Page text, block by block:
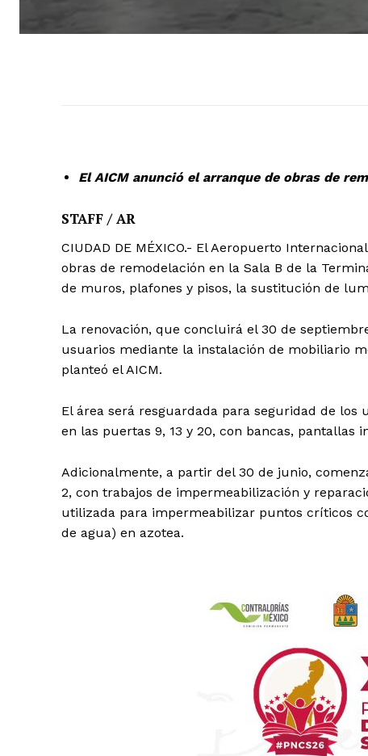
El AICM anunció el arranque de obras de
STAFF / AR
CIUDAD DE MÉXICO.- El Aeropuerto
obras de remodelación en la Sala B de la
de muros, plafones y pisos, la sustitución de
La renovación, que concluirá el 30 de
usuarios mediante la instalación de mobiliario
planteó el AICM.
El área será resguardada para seguridad de los
en las puertas 9, 13 y 20, con bancas, pantallas
Adicionalmente, a partir del 30 de junio,
2, con trabajos de impermeabilización y
utilizada para impermeabilizar puntos críticos
de agua) en azotea.